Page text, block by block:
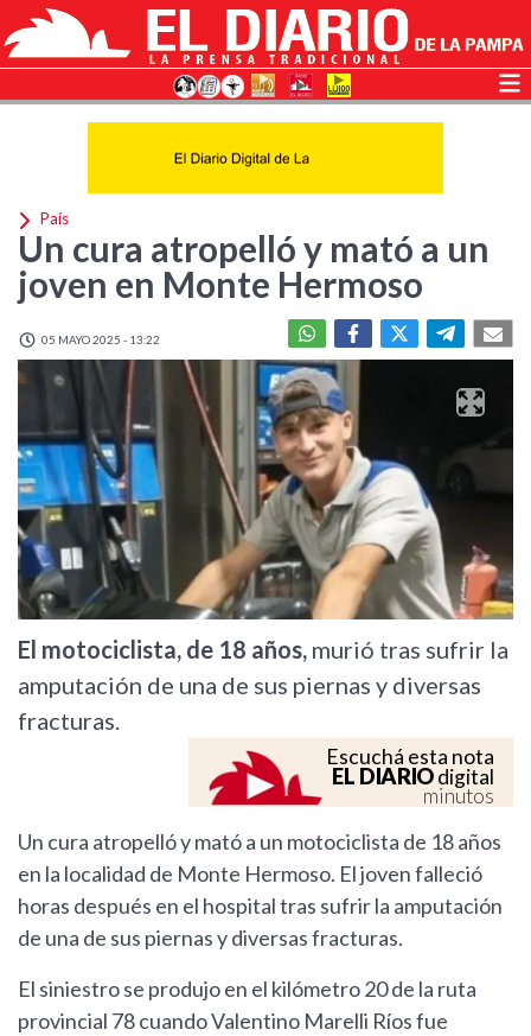
País
Un cura atropelló y mató a un
joven en Monte Hermoso
05 MAYO 2025 - 13:22
El motociclista, de 18 años, murió tras sufrir la
amputación de una de sus piernas y diversas
fracturas.
Escuchá esta nota
EL DIARIOdigital
minutos
Un cura atropelló y mató a un motociclista de 18 años
en la localidad de Monte Hermoso. El joven falleció
horas después en el hospital tras sufrir la amputación
de una de sus piernas y diversas fracturas.
El siniestro se produjo en el kilómetro 20 de la ruta
provincial 78 cuando Valentino Marelli Ríos fue